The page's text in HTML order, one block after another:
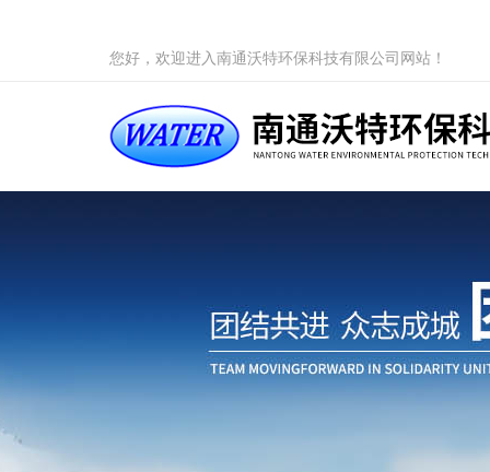
您好，欢迎进入南通沃特环保科技有限公司网站！